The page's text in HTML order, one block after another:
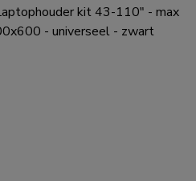
kit 43-110" - max
- universeel - zwart